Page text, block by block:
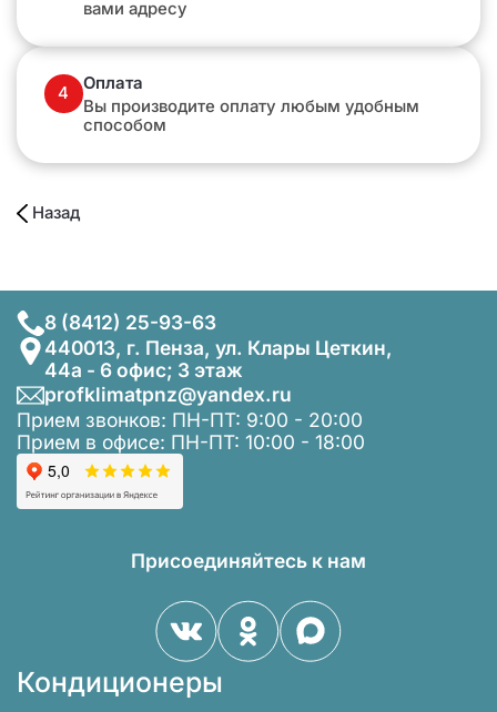
вами адресу
4
Оплата
Вы производите оплату любым удобным
способом
Назад
8 (8412) 25-93-63
440013, г. Пенза, ул. Клары Цеткин,
44а - 6 офис; 3 этаж
profklimatpnz@yandex.ru
Прием звонков: ПН-ПТ: 9:00 - 20:00
Прием в офисе: ПН-ПТ: 10:00 - 18:00
Присоединяйтесь к нам
Кондиционеры